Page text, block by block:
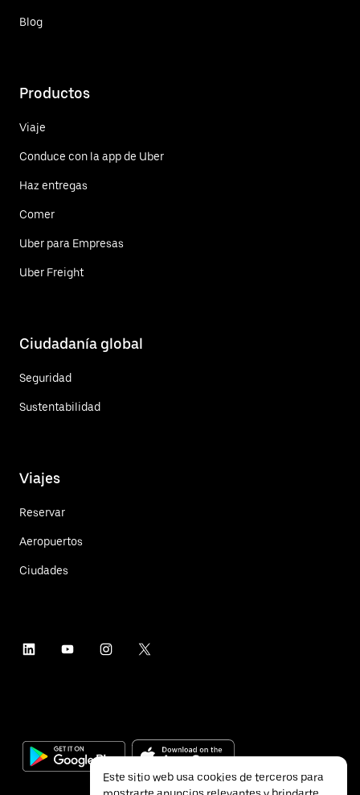
Blog
Productos
Viaje
Conduce con la app de Uber
Haz entregas
Comer
Uber para Empresas
Uber Freight
Ciudadanía global
Seguridad
Sustentabilidad
Viajes
Reservar
Aeropuertos
Ciudades
Este sitio web usa cookies de terceros para